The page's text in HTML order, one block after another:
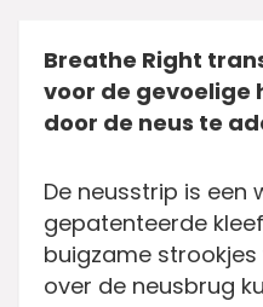
Breathe Right
voor de gevoelige
door de neus te
De neusstrip is een
gepatenteerde
buigzame
over de neusbrug